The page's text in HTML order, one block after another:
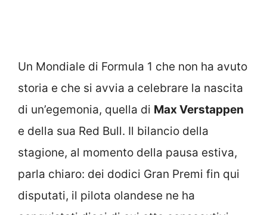
Un Mondiale di Formula 1 che non ha avuto
storia e che si avvia a celebrare la nascita
di un’egemonia, quella di Max Verstappen
e della sua Red Bull. Il bilancio della
stagione, al momento della pausa estiva,
parla chiaro: dei dodici Gran Premi fin qui
disputati, il pilota olandese ne ha